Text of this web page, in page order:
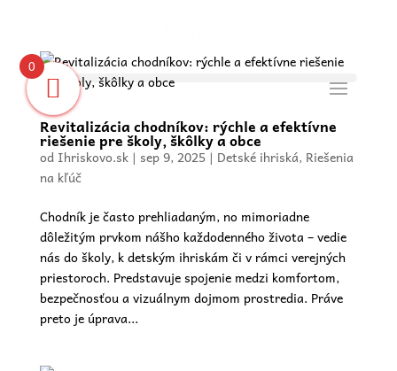
Revitalizácia chodníkov: rýchle a efektívne
riešenie pre školy, škôlky a obce
od Ihriskovo.sk| sep 9, 2025| Detské ihriská, Riešenia
na kľúč
Chodník je často prehliadaným, no mimoriadne
dôležitým prvkom nášho každodenného života – vedie
nás do školy, k detským ihriskám či v rámci verejných
priestoroch. Predstavuje spojenie medzi komfortom,
bezpečnosťou a vizuálnym dojmom prostredia. Práve
preto je úprava...
0